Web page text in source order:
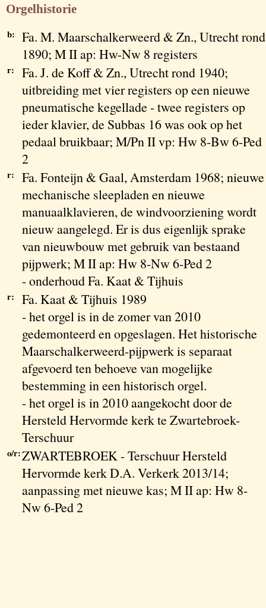
Orgelhistorie
b:
Fa. M. Maarschalkerweerd & Zn., Utrecht rond
1890; M II ap: Hw-Nw 8 registers
r:
Fa. J. de Koff & Zn., Utrecht rond 1940;
uitbreiding met vier registers op een nieuwe
pneumatische kegellade - twee registers op
ieder klavier, de Subbas 16 was ook op het
pedaal bruikbaar; M/Pn II vp: Hw 8-Bw 6-Ped
2
r:
Fa. Fonteijn & Gaal, Amsterdam 1968; nieuwe
mechanische sleepladen en nieuwe
manuaalklavieren, de windvoorziening wordt
nieuw aangelegd. Er is dus eigenlijk sprake
van nieuwbouw met gebruik van bestaand
pijpwerk; M II ap: Hw 8-Nw 6-Ped 2
- onderhoud Fa. Kaat & Tijhuis
r:
Fa. Kaat & Tijhuis 1989
- het orgel is in de zomer van 2010
gedemonteerd en opgeslagen. Het historische
Maarschalkerweerd-pijpwerk is separaat
afgevoerd ten behoeve van mogelijke
bestemming in een historisch orgel.
- het orgel is in 2010 aangekocht door de
Hersteld Hervormde kerk te Zwartebroek-
Terschuur
o/r:ZWARTEBROEK - Terschuur Hersteld
Hervormde kerk D.A. Verkerk 2013/14;
aanpassing met nieuwe kas; M II ap: Hw 8-
Nw 6-Ped 2